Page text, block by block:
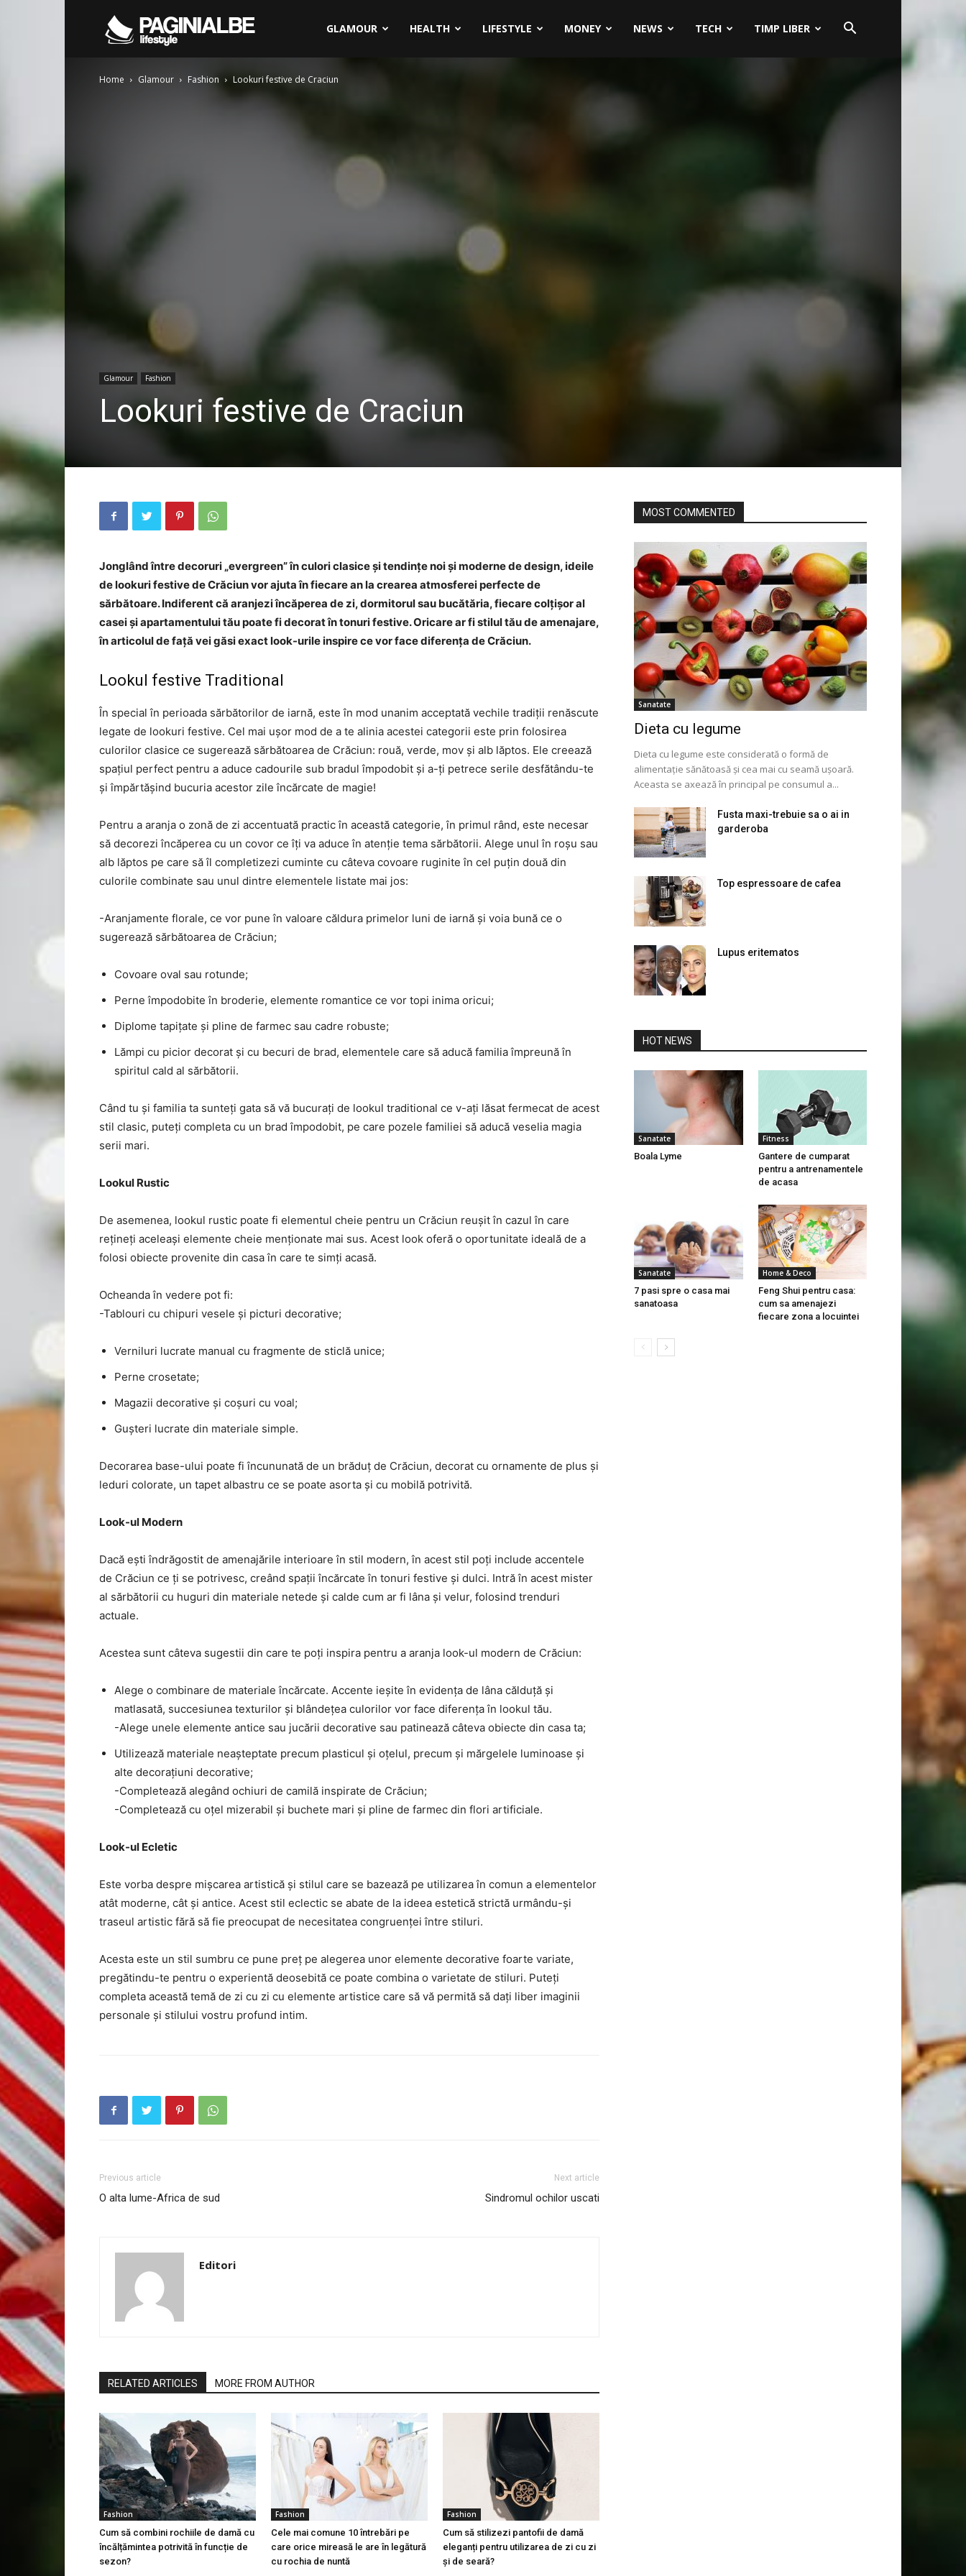
Albe
GLAMOUR HEALTH LIFESTYLE MONEY NEWS TECH TIMP LIBER
Home Glamour Fashion Lookuri festive de Craciun
Glamour Fashion
Lookuri festive de Craciun
Jonglând între decoruri „evergreen” în culori clasice și tendințe noi și moderne de design, ideile
de lookuri festive de Crăciun vor ajuta în fiecare an la crearea atmosferei perfecte de
sărbătoare. Indiferent că aranjezi încăperea de zi, dormitorul sau bucătăria, fiecare colțișor al
casei și apartamentului tău poate fi decorat în tonuri festive. Oricare ar fi stilul tău de amenajare,
în articolul de față vei găsi exact look-urile inspire ce vor face diferența de Crăciun.
Lookul festive Traditional
În special în perioada sărbătorilor de iarnă, este în mod unanim acceptată vechile tradiții renăscute
legate de lookuri festive. Cel mai ușor mod de a te alinia acestei categorii este prin folosirea
culorilor clasice ce sugerează sărbătoarea de Crăciun: rouă, verde, mov și alb lăptos. Ele creează
spațiul perfect pentru a aduce cadourile sub bradul împodobit și a-ți petrece serile desfătându-te
și împărtășind bucuria acestor zile încărcate de magie!
Pentru a aranja o zonă de zi accentuată practic în această categorie, în primul rând, este necesar
să decorezi încăperea cu un covor ce îți va aduce în atenție tema sărbătorii. Alege unul în roșu sau
alb lăptos pe care să îl completizezi cuminte cu câteva covoare ruginite în cel puțin două din
culorile combinate sau unul dintre elementele listate mai jos:
-Aranjamente florale, ce vor pune în valoare căldura primelor luni de iarnă și voia bună ce o
sugerează sărbătoarea de Crăciun;
Covoare oval sau rotunde;
Perne împodobite în broderie, elemente romantice ce vor topi inima oricui;
Diplome tapițate și pline de farmec sau cadre robuste;
Lămpi cu picior decorat și cu becuri de brad, elementele care să aducă familia împreună în
spiritul cald al sărbătorii.
Când tu și familia ta sunteți gata să vă bucurați de lookul traditional ce v-ați lăsat fermecat de acest
stil clasic, puteți completa cu un brad împodobit, pe care pozele familiei să aducă veselia magia
serii mari.
Lookul Rustic
De asemenea, lookul rustic poate fi elementul cheie pentru un Crăciun reușit în cazul în care
rețineți aceleași elemente cheie menționate mai sus. Acest look oferă o oportunitate ideală de a
folosi obiecte provenite din casa în care te simți acasă.
Ocheanda în vedere pot fi:
-Tablouri cu chipuri vesele și picturi decorative;
Verniluri lucrate manual cu fragmente de sticlă unice;
Perne crosetate;
Magazii decorative și coșuri cu voal;
Gușteri lucrate din materiale simple.
Decorarea base-ului poate fi încununată de un brăduț de Crăciun, decorat cu ornamente de plus și
leduri colorate, un tapet albastru ce se poate asorta și cu mobilă potrivită.
Look-ul Modern
Dacă ești îndrăgostit de amenajările interioare în stil modern, în acest stil poți include accentele
de Crăciun ce ți se potrivesc, creând spații încărcate în tonuri festive și dulci. Intră în acest mister
al sărbătorii cu huguri din materiale netede și calde cum ar fi lâna și velur, folosind trenduri
actuale.
Acestea sunt câteva sugestii din care te poți inspira pentru a aranja look-ul modern de Crăciun:
Alege o combinare de materiale încărcate. Accente ieșite în evidența de lâna călduță și
matlasată, succesiunea texturilor și blândețea culorilor vor face diferența în lookul tău.
-Alege unele elemente antice sau jucării decorative sau patinează câteva obiecte din casa ta;
Utilizează materiale neașteptate precum plasticul și oțelul, precum și mărgelele luminoase și
alte decorațiuni decorative;
-Completează alegând ochiuri de camilă inspirate de Crăciun;
-Completează cu oțel mizerabil și buchete mari și pline de farmec din flori artificiale.
Look-ul Ecletic
Este vorba despre mișcarea artistică și stilul care se bazează pe utilizarea în comun a elementelor
atât moderne, cât și antice. Acest stil eclectic se abate de la ideea estetică strictă urmându-și
traseul artistic fără să fie preocupat de necesitatea congruenței între stiluri.
Acesta este un stil sumbru ce pune preț pe alegerea unor elemente decorative foarte variate,
pregătindu-te pentru o experientă deosebită ce poate combina o varietate de stiluri. Puteți
completa această temă de zi cu zi cu elemente artistice care să vă permită să dați liber imaginii
personale și stilului vostru profund intim.
Previous article
O alta lume-Africa de sud
Next article
Sindromul ochilor uscati
Editori
RELATED ARTICLES MORE FROM AUTHOR
Fashion
Cum să combini rochiile de damă cu
încălțămintea potrivită în funcție de
sezon?
Fashion
Cele mai comune 10 întrebări pe
care orice mireasă le are în legătură
cu rochia de nuntă
Fashion
Cum să stilizezi pantofii de damă
eleganți pentru utilizarea de zi cu zi
și de seară?
MOST COMMENTED
Sanatate
Dieta cu legume
Dieta cu legume este considerată o formă de
alimentație sănătoasă și cea mai cu seamă ușoară.
Aceasta se axează în principal pe consumul a...
Fusta maxi-trebuie sa o ai in
garderoba
Top espressoare de cafea
Lupus eritematos
HOT NEWS
Sanatate
Boala Lyme
Fitness
Gantere de cumparat
pentru a antrenamentele
de acasa
Sanatate
7 pasi spre o casa mai
sanatoasa
Home & Deco
Feng Shui pentru casa:
cum sa amenajezi
fiecare zona a locuintei